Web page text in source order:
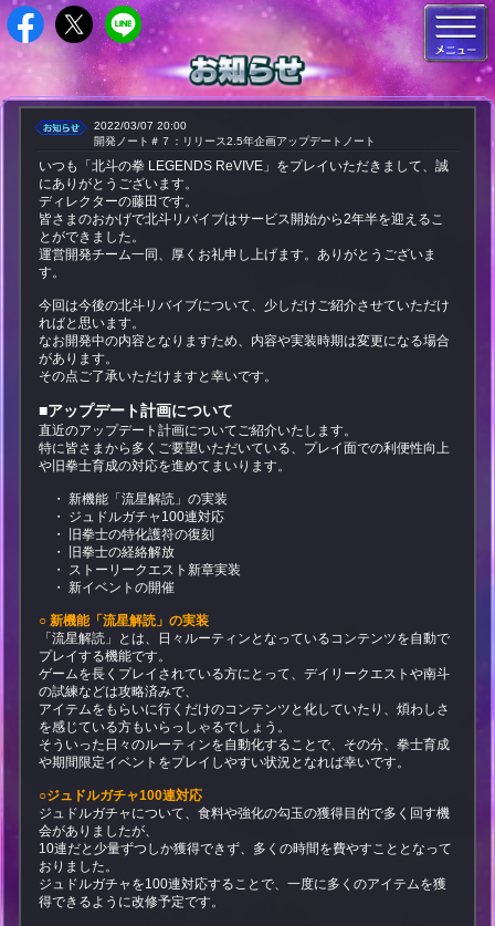
2022/03/07 20:00
開発ノート＃７：リリース2.5年企画アップデートノート
いつも「北斗の拳 LEGENDS ReVIVE」をプレイいただきまして、誠
にありがとうございます。
ディレクターの藤田です。
皆さまのおかげで北斗リバイブはサービス開始から2年半を迎えるこ
とができました。
運営開発チーム一同、厚くお礼申し上げます。ありがとうございま
す。
今回は今後の北斗リバイブについて、少しだけご紹介させていただけ
ればと思います。
なお開発中の内容となりますため、内容や実装時期は変更になる場合
があります。
その点ご了承いただけますと幸いです。
■アップデート計画について
直近のアップデート計画についてご紹介いたします。
特に皆さまから多くご要望いただいている、プレイ面での利便性向上
や旧拳士育成の対応を進めてまいります。
・ 新機能「流星解読」の実装
・ ジュドルガチャ100連対応
・ 旧拳士の特化護符の復刻
・ 旧拳士の経絡解放
・ ストーリークエスト新章実装
・ 新イベントの開催
○ 新機能「流星解読」の実装
「流星解読」とは、日々ルーティンとなっているコンテンツを自動で
プレイする機能です。
ゲームを長くプレイされている方にとって、デイリークエストや南斗
の試練などは攻略済みで、
アイテムをもらいに行くだけのコンテンツと化していたり、煩わしさ
を感じている方もいらっしゃるでしょう。
そういった日々のルーティンを自動化することで、その分、拳士育成
や期間限定イベントをプレイしやすい状況となれば幸いです。
○ジュドルガチャ100連対応
ジュドルガチャについて、食料や強化の勾玉の獲得目的で多く回す機
会がありましたが、
10連だと少量ずつしか獲得できず、多くの時間を費やすこととなって
おりました。
ジュドルガチャを100連対応することで、一度に多くのアイテムを獲
得できるように改修予定です。